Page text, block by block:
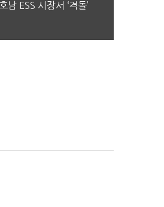
남 ESS 시장서 ‘격돌’